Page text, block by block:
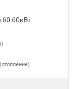
60 60кВт